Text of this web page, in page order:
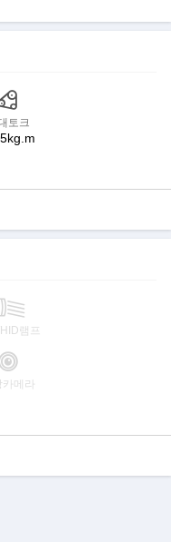
토크
램프
카메라